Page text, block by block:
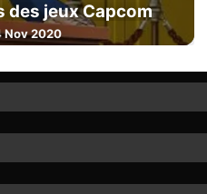
des jeux Capcom
Nov 2020